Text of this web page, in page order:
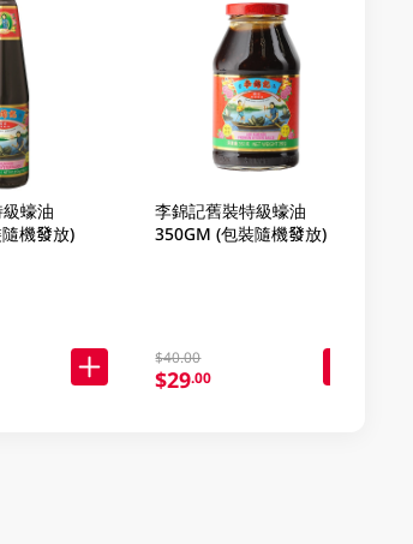
蠔油
機發放)
李錦記舊裝特級蠔油
350GM (包裝隨機發放)
$40.00
$29.00